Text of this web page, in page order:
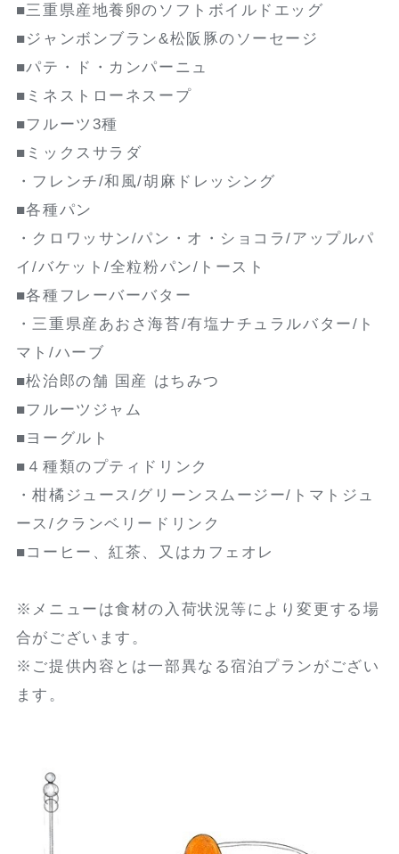
■三重県産地養卵のソフトボイルドエッグ
■ジャンボンブラン&松阪豚のソーセージ
■パテ・ド・カンパーニュ
■ミネストローネスープ
■フルーツ3種
■ミックスサラダ
・フレンチ/和風/胡麻ドレッシング
■各種パン
・クロワッサン/パン・オ・ショコラ/アップルパ
イ/バケット/全粒粉パン/トースト
■各種フレーバーバター
・三重県産あおさ海苔/有塩ナチュラルバター/ト
マト/ハーブ
■松治郎の舗 国産 はちみつ
■フルーツジャム
■ヨーグルト
■４種類のプティドリンク
・柑橘ジュース/グリーンスムージー/トマトジュ
ース/クランベリードリンク
■コーヒー、紅茶、又はカフェオレ
※メニューは食材の入荷状況等により変更する場
合がございます。
※ご提供内容とは一部異なる宿泊プランがござい
ます。